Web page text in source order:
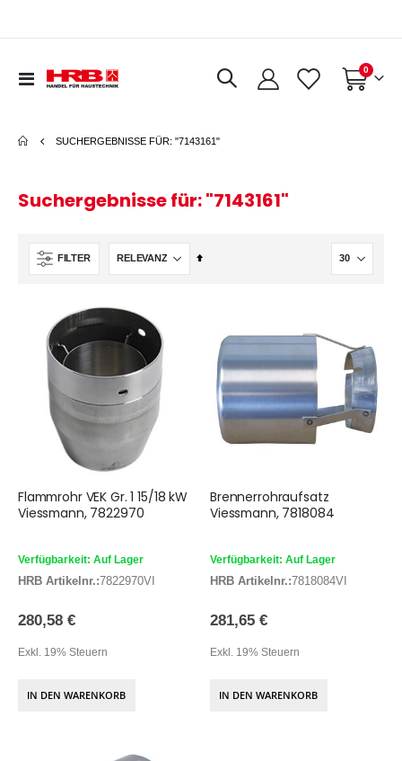
Navigation
Warenkorb
0Artikel
SUCHERGEBNISSE FÜR: "7143161"
Suchergebnisse für: "7143161"
FILTER
In
Flammrohr VEK Gr. 1 15/18 kW
Viessmann, 7822970
Verfügbarkeit: Auf Lager
HRB Artikelnr.:7822970VI
280,58 €
Exkl. 19% Steuern
IN DEN WARENKORB
Brennerrohraufsatz
Viessmann, 7818084
Verfügbarkeit: Auf Lager
HRB Artikelnr.:7818084VI
281,65 €
Exkl. 19% Steuern
IN DEN WARENKORB